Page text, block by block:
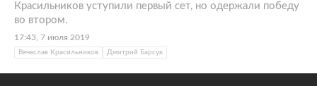
Красильников уступили первый сет, но одержали победу
во втором.
17:43, 7 июля 2019
Вячеслав Красильников Дмитрий Барсук